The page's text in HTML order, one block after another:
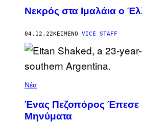
Νεκρός στα Ιμαλάια ο
04.12.22ΚΕΊΜΕΝΟ VICE STAFF
Νέα
Ένας Πεζοπόρος Έπεσε
Μηνύματα